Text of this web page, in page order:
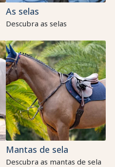
As selas
Descubra as selas
Mantas de sela
Descubra as mantas de sela